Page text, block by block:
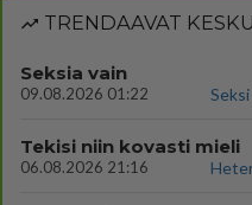
TRENDAAVAT
Seksia vain
09.08.2026 01:22 Seksi
Tekisi niin kovasti mieli
06.08.2026 21:16